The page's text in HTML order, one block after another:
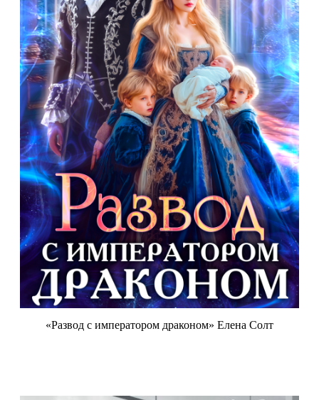
«Развод с императором драконом» Елена Солт